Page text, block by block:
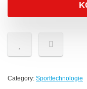
Category: Sporttechnologie